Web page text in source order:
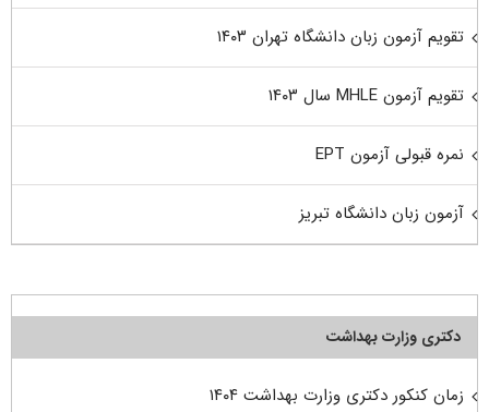
تقویم آزمون زبان دانشگاه تهران ۱۴۰۳
تقویم آزمون MHLE سال ۱۴۰۳
نمره قبولی آزمون EPT
آزمون زبان دانشگاه تبریز
دکتری وزارت بهداشت
زمان کنکور دکتری وزارت بهداشت ۱۴۰۴